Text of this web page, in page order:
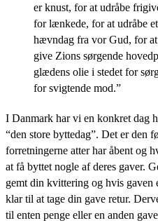
er knust, for at udråbe
for lænkede, for at udråbe
hævndag fra vor Gud, for
give Zions sørgende
glædens olie i stedet for
for svigtende mod.”
I Danmark har vi en konkret dag
“den store byttedag”. Det er den
forretningerne atter har åbent og
at få byttet nogle af deres gaver.
gemt din kvittering og hvis gaven
klar til at tage din gave retur.
til enten penge eller en anden